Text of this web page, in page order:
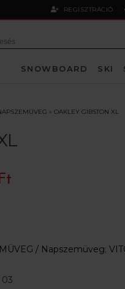
REGISZTRÁCIÓ
SNOWBOARD SKI
» OAKLEY GIBSTON XL
/ Napszemüveg;